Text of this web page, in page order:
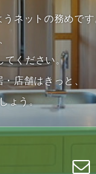
ネットの務めです
てください。
店舗はきっと、
ょう。